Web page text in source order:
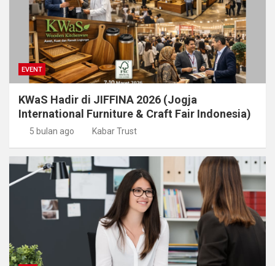
EVENT
KWaS Hadir di JIFFINA 2026 (Jogja
International Furniture & Craft Fair Indonesia)
5 bulan ago Kabar Trust